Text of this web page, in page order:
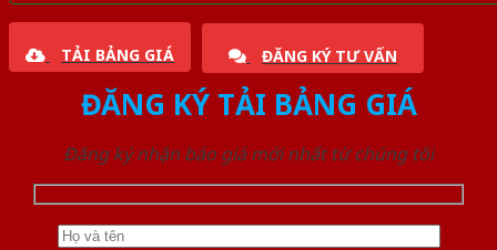
TẢI BẢNG GIÁ ĐĂNG KÝ TƯ VẤN
ĐĂNG KÝ TẢI BẢNG GIÁ
Đăng ký nhận báo giá mới nhất từ chúng tôi